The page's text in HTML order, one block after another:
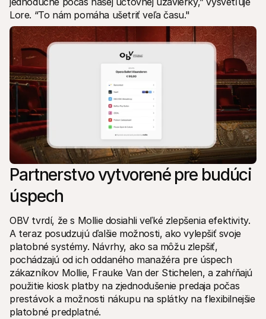
Lore. “To nám pomáha ušetriť veľa času."
Partnerstvo vytvorené pre budúci
úspech
OBV tvrdí, že s Mollie dosiahli veľké zlepšenia efektivity.
A teraz posudzujú ďalšie možnosti, ako vylepšiť svoje
platobné systémy. Návrhy, ako sa môžu zlepšiť,
pochádzajú od ich oddaného manažéra pre úspech
zákazníkov Mollie, Frauke Van der Stichelen, a zahŕňajú
použitie kiosk platby na zjednodušenie predaja počas
prestávok a možnosti nákupu na splátky na flexibilnejšie
platobné predplatné.